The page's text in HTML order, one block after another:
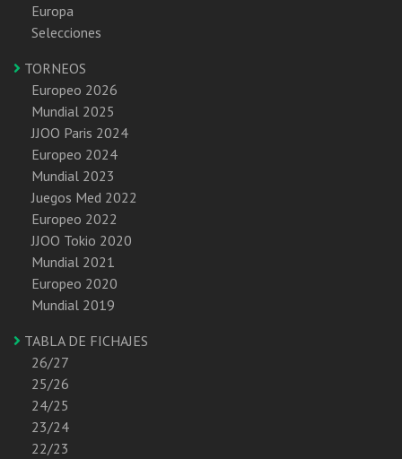
Europa
Selecciones
TORNEOS
Europeo 2026
Mundial 2025
JJOO Paris 2024
Europeo 2024
Mundial 2023
Juegos Med 2022
Europeo 2022
JJOO Tokio 2020
Mundial 2021
Europeo 2020
Mundial 2019
TABLA DE FICHAJES
26/27
25/26
24/25
23/24
22/23